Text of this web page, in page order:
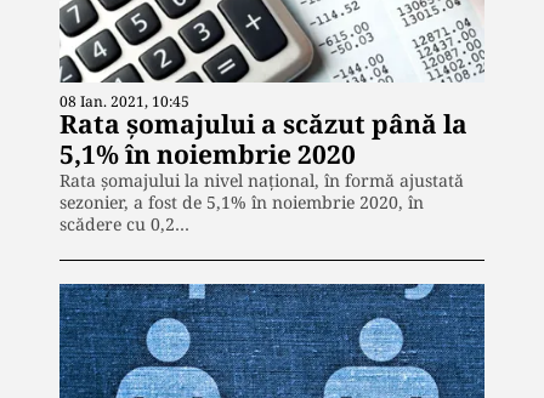
08 Ian. 2021, 10:45
Rata șomajului a scăzut până la
5,1% în noiembrie 2020
Rata şomajului la nivel naţional, în formă ajustată
sezonier, a fost de 5,1% în noiembrie 2020, în
scădere cu 0,2…